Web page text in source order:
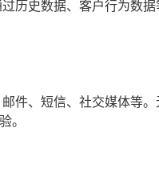
历史数据、客户行为数
件、短信、社交媒体等
。